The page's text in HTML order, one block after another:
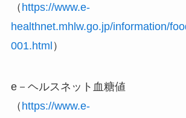
（ https://www.e-
healthnet.mhlw.go.jp/information/
001.html ）
e－ヘルスネット血糖値
（ https://www.e-